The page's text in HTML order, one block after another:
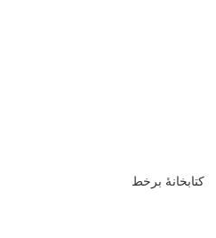
کتابخانۀ برخط